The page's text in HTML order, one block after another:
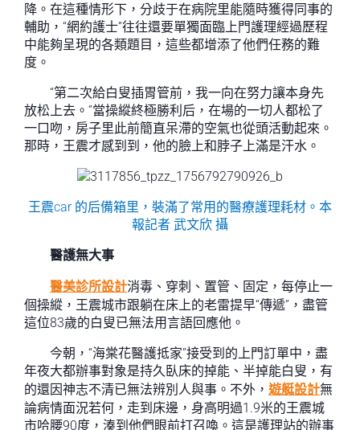
降。在這種情形下，分歧于在病院里能隨時獲得同事的
輔助，“網約護士”往往還要單獨面臨上門護理經過歷程
中能夠呈現的各類題目，這些都增添了他們任務的難
度。
“第二次給白叟插胃管前，我一向在努力讓本身先
放松上去。”當操縱終極勝利后，在場的一切人都松了
一口吻，房子里此前簡直呆滯的空氣也從頭活動起來。
那時，王震才感到到，他的臉上和脖子上滿是汗水。
王震car 的后備箱里，裝滿了常用的醫療護理耗材。本
報記者 武文欣 攝
醫護無大事
醫美診所設計消毒、穿刺、置管、固定，每停止一
個操縱，王震城市跟躺在床上的老雷提早“傳遞”，盡管
這位83歲的白叟已無法用言語回應他。
今朝，“海棠花醫護抵家”接受到的上門訂單中，盡
年夜大都辦事對象是持久臥床的掉能、半掉能白叟，有
的還因神志不清已無法辨別人與事。不外， 遊艇設計無
論病情面況若何，走到床邊，身高明過1.9米的王震城
市哈腰90度，湊到他們眼前打召喚。這是護理站的辦事